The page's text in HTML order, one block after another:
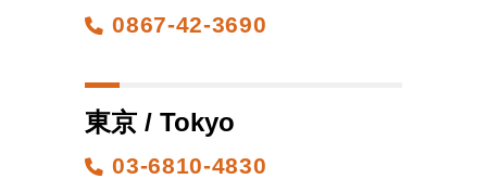
0867-42-3690
東京 / Tokyo
03-6810-4830